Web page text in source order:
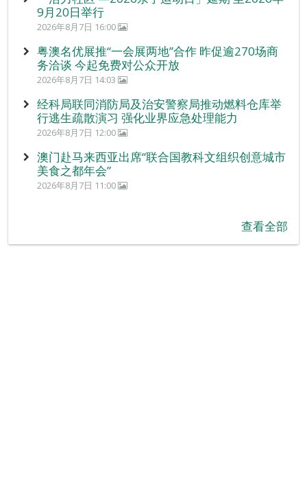
9月20日举行
2026年8月7日 16:00
粤澳名优展推“一会展两地”合作 昨促逾270场商
务洽谈 今起免费对公众开放
2026年8月7日 14:03
经科局联同消防局及治安警察局推动燃料仓库举
行逃生疏散演习 强化业界应急处理能力
2026年8月7日 12:00
澳门赴马来西亚出席“联合国教科文组织创意城市
美食之都年会”
2026年8月7日 11:00
查看全部